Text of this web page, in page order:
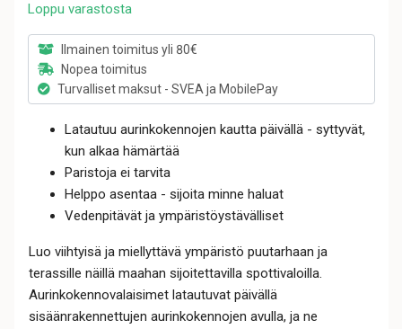
Loppu varastosta
Ilmainen toimitus yli 80€
Nopea toimitus
Turvalliset maksut - SVEA ja MobilePay
Latautuu aurinkokennojen kautta päivällä - syttyvät,
kun alkaa hämärtää
Paristoja ei tarvita
Helppo asentaa - sijoita minne haluat
Vedenpitävät ja ympäristöystävälliset
Luo viihtyisä ja miellyttävä ympäristö puutarhaan ja
terassille näillä maahan sijoitettavilla spottivaloilla.
Aurinkokennovalaisimet latautuvat päivällä
sisäänrakennettujen aurinkokennojen avulla, ja ne